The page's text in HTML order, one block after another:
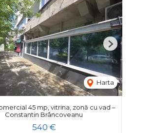
Harta
Next
45 mp, vitrina, zonă cu vad –
Constantin Brâncoveanu
540 €